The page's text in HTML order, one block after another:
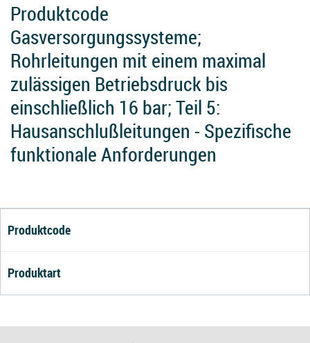
Produktcode
Gasversorgungssysteme;
Rohrleitungen mit einem maximal
zulässigen Betriebsdruck bis
einschließlich 16 bar; Teil 5:
Hausanschlußleitungen - Spezifische
funktionale Anforderungen
Produktcode
Produktart